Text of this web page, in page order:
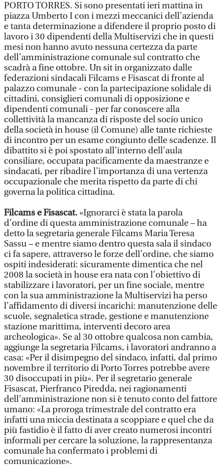
PORTO TORRES. Si sono presentati ieri mattina in
piazza Umberto I con i mezzi meccanici dell’azienda
e tanta determinazione a difendere il proprio posto di
lavoro i 30 dipendenti della Multiservizi che in questi
mesi non hanno avuto nessuna certezza da parte
dell’amministrazione comunale sul contratto che
scadrà a fine ottobre. Un sit in organizzato dalle
federazioni sindacali Filcams e Fisascat di fronte al
palazzo comunale - con la partecipazione solidale di
cittadini, consiglieri comunali di opposizione e
dipendenti comunali - per far conoscere alla
collettività la mancanza di risposte del socio unico
della società in house (il Comune) alle tante richieste
di incontro per un esame congiunto delle scadenze. Il
dibattito si è poi spostato all’interno dell’aula
consiliare, occupata pacificamente da maestranze e
sindacati, per ribadire l’importanza di una vertenza
occupazionale che merita rispetto da parte di chi
governa la politica cittadina.
Filcams e Fisascat.«Ignorarci è stata la parola
d’ordine di questa amministrazione comunale – ha
detto la segretaria generale Filcams Maria Teresa
Sassu – e mentre siamo dentro questa sala il sindaco
ci fa sapere, attraverso le forze dell’ordine, che siamo
ospiti indesiderati: sicuramente dimentica che nel
2008 la società in house era nata con l’obiettivo di
stabilizzare i lavoratori, per un fine sociale, mentre
con la sua amministrazione la Multiservizi ha perso
l’affidamento di diversi incarichi: manutenzione delle
scuole, segnaletica strade, gestione e manutenzione
stazione marittima, interventi decoro area
archeologica». Se al 30 ottobre qualcosa non cambia,
aggiunge la segretaria Filcams, i lavoratori andranno a
casa: «Per il disimpegno del sindaco, infatti, dal primo
novembre il territorio di Porto Torres potrebbe avere
30 disoccupati in più». Per il segretario generale
Fisascat, Pierfranco Piredda, nei ragionamenti
dell’amministrazione non si è tenuto conto del fattore
umano: «La proroga trimestrale del contratto era
infatti una miccia destinata a scoppiare e quel che da
più fastidio è il fatto di aver creato numerosi incontri
informali per cercare la soluzione, la rappresentanza
comunale ha confermato i problemi di
comunicazione».